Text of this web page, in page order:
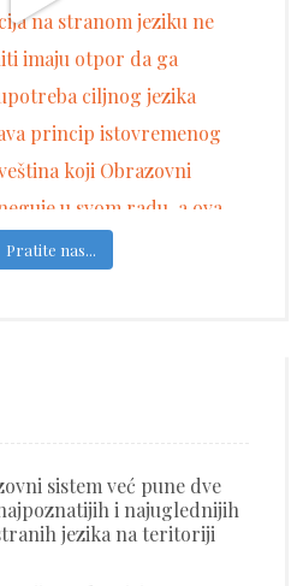
Pratite nas...
sistem već pune dve
i najuglednijih
jezika na teritoriji